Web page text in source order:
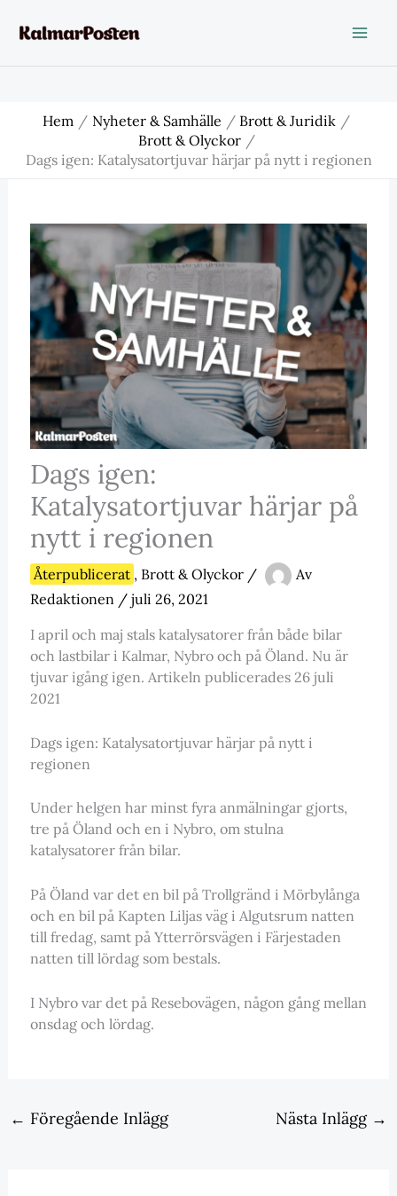
Hem Nyheter & Samhälle
Brott & Juridik
Brott & Olyckor
Dags igen: Katalysatortjuvar härjar på nytt i regionen
Dags igen:
Katalysatortjuvar härjar på
nytt i regionen
Återpublicerat , Brott & Olyckor/
Av
Redaktionen / juli 26, 2021
I april och maj stals katalysatorer från både bilar
och lastbilar i Kalmar, Nybro och på Öland. Nu är
tjuvar igång igen. Artikeln publicerades 26 juli
2021
Dags igen: Katalysatortjuvar härjar på nytt i
regionen
Under helgen har minst fyra anmälningar gjorts,
tre på Öland och en i Nybro, om stulna
katalysatorer från bilar.
På Öland var det en bil på Trollgränd i Mörbylånga
och en bil på Kapten Liljas väg i Algutsrum natten
till fredag, samt på Ytterrörsvägen i Färjestaden
natten till lördag som bestals.
I Nybro var det på Resebovägen, någon gång mellan
onsdag och lördag.
← Föregående Inlägg Nästa Inlägg →